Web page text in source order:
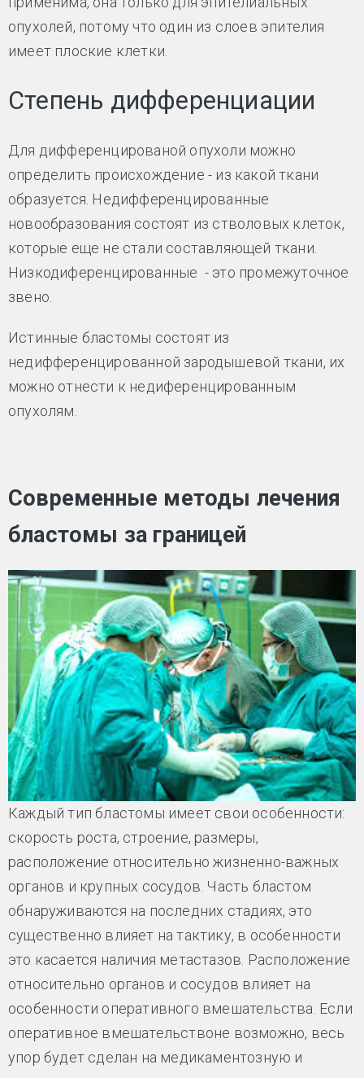
опухолей, потому что один из слоев эпителия
имеет плоские клетки.
Степень дифференциации
Для дифференцированой опухоли можно
определить происхождение - из какой ткани
образуется. Недифференцированные
новообразования состоят из стволовых клеток,
которые еще не стали составляющей ткани.
Низкодиференцированные - это промежуточное
звено.
Истинные бластомы состоят из
недифференцированной зародышевой ткани, их
можно отнести к недиференцированным
опухолям.
Современные методы лечения
бластомы за границей
Каждый тип бластомы имеет свои особенности:
скорость роста, строение, размеры,
расположение относительно жизненно-важных
органов и крупных сосудов. Часть бластом
обнаруживаются на последних стадиях, это
существенно влияет на тактику, в особенности
это касается наличия метастазов. Расположение
относительно органов и сосудов влияет на
особенности оперативного вмешательства. Если
оперативное вмешательствоне возможно, весь
упор будет сделан на медикаментозную и